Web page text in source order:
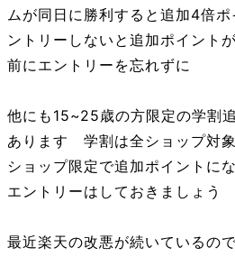
ムが同日に勝利すると追加4倍
ントリーしないと追加ポイント
前にエントリーを忘れずに
他にも15~25歳の方限定の学割
あります 学割は全ショップ対
ショップ限定で追加ポイントに
エントリーはしておきましょう
最近楽天の改悪が続いているの